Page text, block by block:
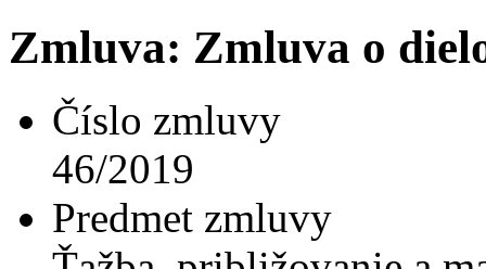
Zmluva: Zmluva o
Číslo zmluvy
46/2019
Predmet zmluvy